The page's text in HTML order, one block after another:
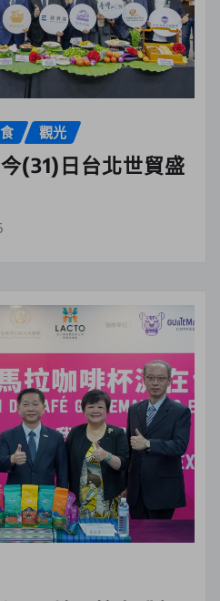
觀光
(31)日台北世貿盛